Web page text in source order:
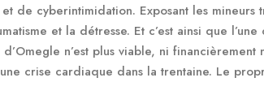
de cyberintimidation. Exposant les mineurs
et la détresse. Et c’est ainsi que
n’est plus viable, ni
une crise cardiaque dans la trentaine. Le